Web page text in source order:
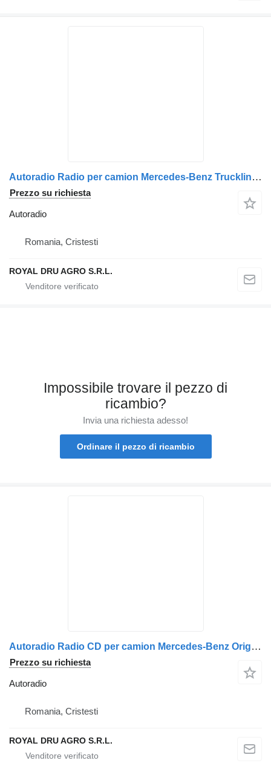
Autoradio Radio per camion Mercedes-Benz Truckline CD65
Prezzo su richiesta
Autoradio
Romania, Cristesti
ROYAL DRU AGRO S.R.L.
Impossibile trovare il pezzo di
ricambio?
Invia una richiesta adesso!
Ordinare il pezzo di ricambio
Autoradio Radio CD per camion Mercedes-Benz Original A0004463662 0004463662 7620000009
Prezzo su richiesta
Autoradio
Romania, Cristesti
ROYAL DRU AGRO S.R.L.